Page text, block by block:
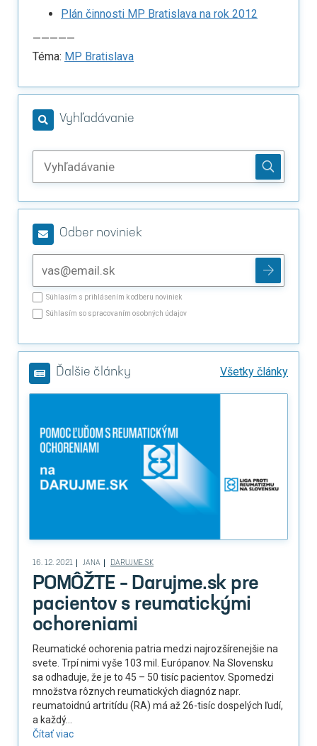
Plán činnosti MP Bratislava na rok 2012
—————
Téma: MP Bratislava
Vyhľadávanie
Odber noviniek
Súhlasím s prihlásením k odberu noviniek
Súhlasím so spracovaním osobných údajov
Ďalšie články Všetky články
16. 12. 2021 JANA DARUJME.SK
POMÔŽTE – Darujme.sk pre
pacientov s reumatickými
ochoreniami
Reumatické ochorenia patria medzi najrozšírenejšie na
svete. Trpí nimi vyše 103 mil. Európanov. Na Slovensku
sa odhaduje, že je to 45 – 50 tisíc pacientov. Spomedzi
množstva rôznych reumatických diagnóz napr.
reumatoidnú artritídu (RA) má až 26-tisíc dospelých ľudí,
a každý...
Čítať viac